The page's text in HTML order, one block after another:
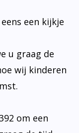
een kijkje
u graag de
wij kinderen
om een